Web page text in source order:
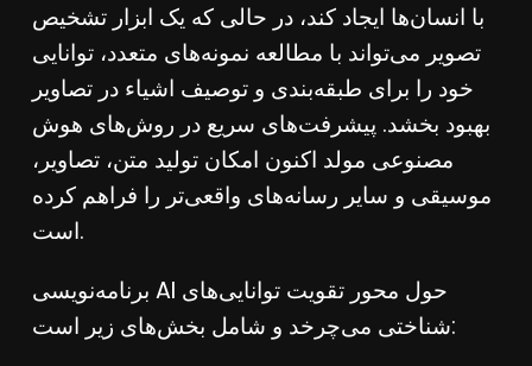
با انسان‌ها ایجاد کند، در حالی که یک ابزار تشخیص
تصویر می‌تواند با مطالعه نمونه‌های متعدد، توانایی
خود را برای طبقه‌بندی و توصیف اشیاء در تصاویر
بهبود بخشد. پیشرفت‌های سریع در روش‌های هوش
مصنوعی مولد اکنون امکان تولید متن، تصاویر،
موسیقی و سایر رسانه‌های واقعی‌تر را فراهم کرده
است.
برنامه‌نویسی AI حول محور تقویت توانایی‌های
شناختی می‌چرخد و شامل بخش‌های زیر است: